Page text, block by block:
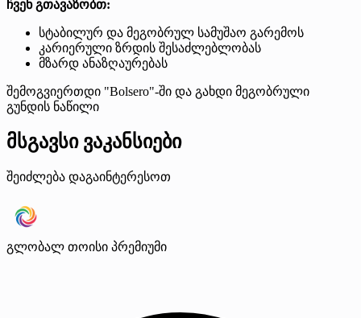
ჩვენ გთავაზობთ:
სტაბილურ და მეგობრულ სამუშაო გარემოს
კარიერული ზრდის შესაძლებლობას
მზარდ ანაზღაურებას
შემოგვიერთდი "Bolsero"-ში და გახდი მეგობრული
გუნდის ნაწილი
მსგავსი ვაკანსიები
შეიძლება დაგაინტერესოთ
გლობალ თოისი პრემიუმი